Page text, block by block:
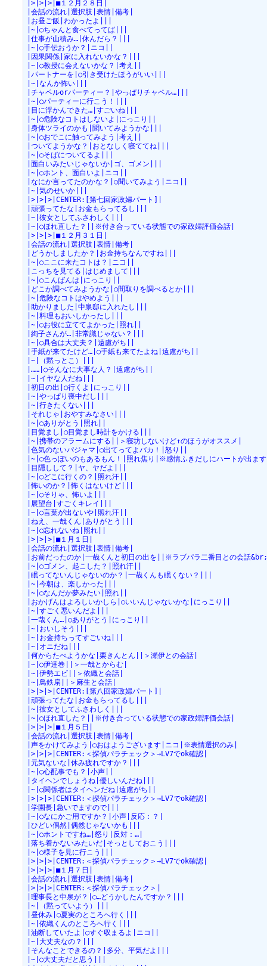
|>|>|>|■１２月２８日|
|会話の流れ|選択肢|表情|備考|
|お昼ご飯|わかったよ|||
|~|○ちゃんと食べてってば|||
|仕事が山積み…|休んだら？|||
|~|○手伝おうか？|ニコ||
|因果関係|家に入れないかな？|||
|~|○教授に会えないかな？|考え||
|パートナーを|○引き受けたほうがいい|||
|~|なんか怖い|||
|チャペルorパーティー？|やっぱりチャペル…|||
|~|○パーティーに行こう！|||
|目に浮かんできた…|すごいね|||
|~|○危険なコトはしないよ|にっこり||
|身体ツライのかも|聞いてみようかな|||
|~|○おでこに触ってみよう|考え||
|ついてようかな？|おとなしく寝ててね|||
|~|○そばについてるよ|||
|面白いみたいじゃないか|ゴ、ゴメン|||
|~|○ホント、面白いよ|ニコ||
|なにか言ってたのかな？|○聞いてみよう|ニコ||
|~|気のせいか|||
|>|>|>|CENTER:[第七回家政婦パート]|
|頑張ってたな|お金もらってるし|||
|~|彼女としてふさわしく|||
|~|○ほれ直した？||※付き合っている状態での家政婦評価会話|
|>|>|>|■１２月３１日|
|会話の流れ|選択肢|表情|備考|
|どうかしましたか？|お金持ちなんですね|||
|~|○ここに来たコトは？|ニコ||
|こっちを見てる|はじめまして|||
|~|○こんばんは|にっこり||
|どこか調べてみようかな|○間取りを調べるとか|||
|~|危険なコトはやめよう|||
|助かりました|中泉邸に入れたし|||
|~|料理もおいしかったし|||
|~|○お役に立ててよかった|照れ||
|絢子さんが…|非常識じゃない？|||
|~|○具合は大丈夫？|遠慮がち||
|手紙が来てたけど…|○手紙も来てたよね|遠慮がち||
|~|（黙っとこ）|||
|……|○そんなに大事な人？|遠慮がち||
|~|イヤな人だね|||
|初日の出|○行くよ|にっこり||
|~|やっぱり喪中だし|||
|~|行きたくない|||
|それじゃ|おやすみなさい|||
|~|○ありがとう|照れ||
|目覚まし|○目覚まし時計をかける|||
|~|携帯のアラームにする||＞寝坊しないけど↑のほうがオススメ|
|色気のないパジャマ|○出てってよバカ！|怒り||
|~|○色っぽいのもあるもん！|照れ焦り|※感情ふきだしにハートが出ま
|目隠しして？|ヤ、ヤだよ|||
|~|○どこに行くの？|照れ汗||
|怖いのか？|怖くはないけど|||
|~|○そりゃ、怖いよ|||
|展望台|すごくキレイ|||
|~|○言葉が出ないや|照れ汗||
|ねえ、一哉くん|ありがとう|||
|~|○忘れないね|照れ||
|>|>|>|■１月１日|
|会話の流れ|選択肢|表情|備考|
|お前だったのか|一哉くんと初日の出を||※ラブパラ二番目との会話
|~|○ゴメン、起こした？|照れ汗||
|眠ってないんじゃないのか？|一哉くんも眠くない？|||
|~|今朝は、楽しかった|||
|~|○なんだか夢みたい|照れ||
|おかげんはよろしいかしら|○いいんじゃないかな|にっこり||
|~|すごく悪いんだよ|||
|一哉くん…|○ありがとう|にっこり||
|~|おいしそう|||
|~|お金持ちってすごいね|||
|~|オニだね|||
|何からたべようかな|栗きんとん||＞瀬伊との会話|
|~|○伊達巻||＞一哉とからむ|
|~|伊勢エビ||＞依織と会話|
|~|鳥鉄扇||＞麻生と会話|
|>|>|>|CENTER:[第八回家政婦パート]|
|頑張ってたな|お金もらってるし|||
|~|彼女としてふさわしく|||
|~|○ほれ直した？||※付き合っている状態での家政婦評価会話|
|>|>|>|■１月５日|
|会話の流れ|選択肢|表情|備考|
|声をかけてみよう|○おはようございます|ニコ|※表情選択のみ|
|>|>|>|CENTER:＜探偵パラチェック＞→LV7でok確認|
|元気ないな|休み疲れですか？|||
|~|○心配事でも？|小声||
|タイヘンでしょうね|優しいんだね|||
|~|○関係者はタイヘンだね|遠慮がち||
|>|>|>|CENTER:＜探偵パラチェック＞→LV7でok確認|
|学園長|急いでますので|||
|~|○なにかご用ですか？|小声|反応：？|
|ひどい偶然|偶然じゃないかも|||
|~|○ホントですね…|怒り|反対：…|
|落ち着かないみたいだ|そっとしておこう|||
|~|○様子を見に行こう|||
|>|>|>|CENTER:＜探偵パラチェック＞→LV7でok確認|
|>|>|>|■１月７日|
|会話の流れ|選択肢|表情|備考|
|>|>|>|CENTER:＜探偵パラチェック＞|
|理事長と中泉が？|○…どうかしたんですか？|||
|~|（黙っていよう）|||
|昼休み|○夏実のところへ行く|||
|~|依織くんのところへ行く|||
|油断していたよ|○すぐ収まるよ|ニコ||
|~|大丈夫なの？|||
|そんなことできるの？|多分、平気だよ|||
|~|○大丈夫だと思う|||